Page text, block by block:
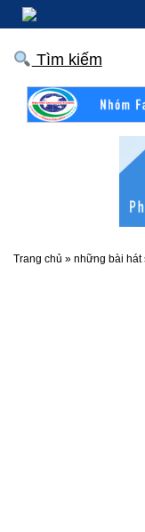
Tìm kiếm
Trang chủ » những bài hát